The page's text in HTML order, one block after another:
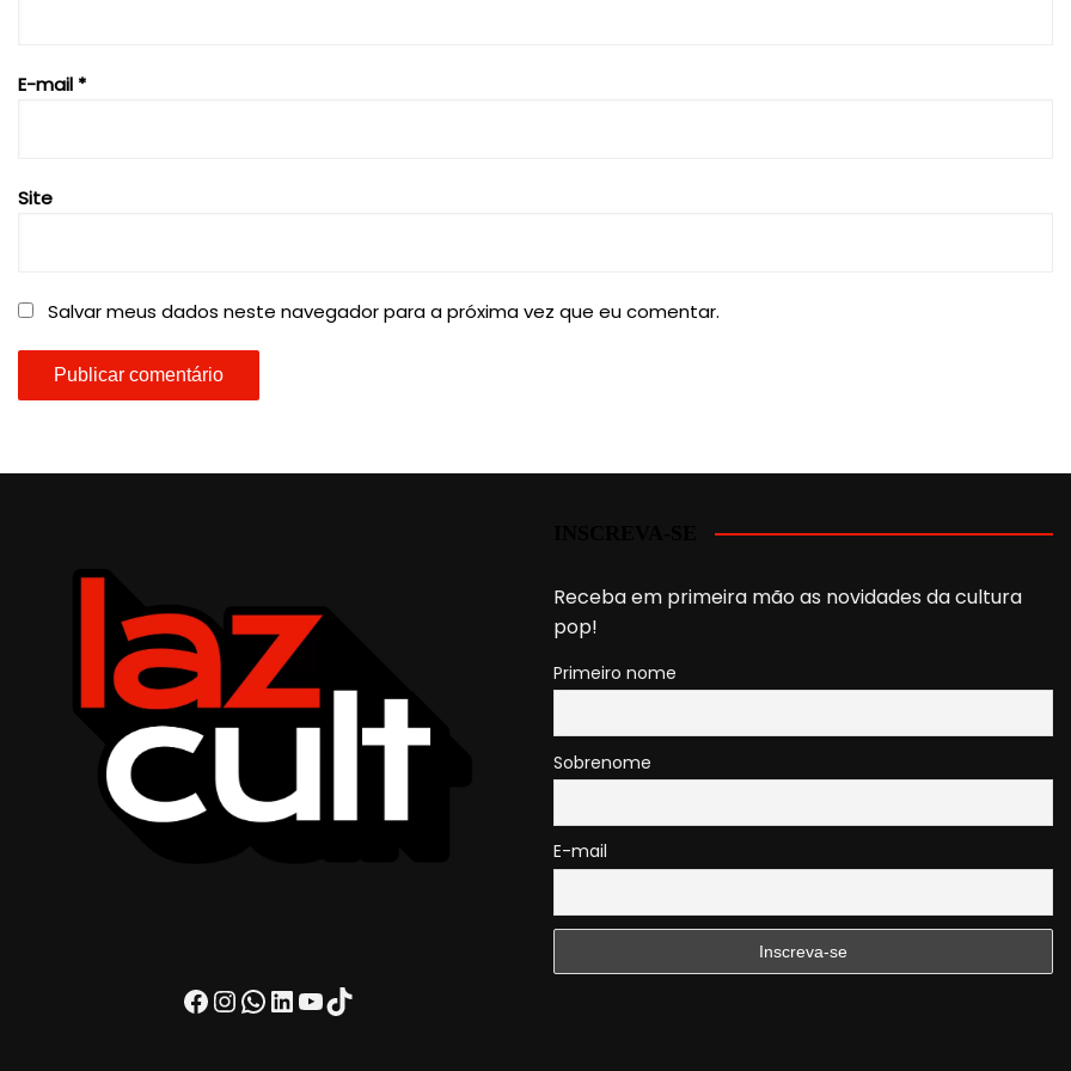
E-mail *
Site
Salvar meus dados neste navegador para a próxima vez que eu comentar.
Facebook
Instagram
WhatsApp
LinkedIn
Youtube
TikTok
Receba em primeira mão as novidades da cultura
pop!
Primeiro nome
Sobrenome
E-mail